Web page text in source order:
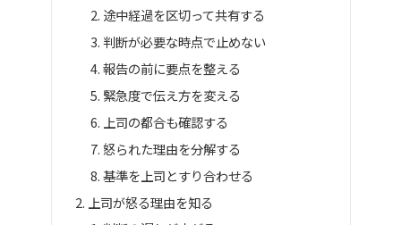
途中経過を区切って共有する
判断が必要な時点で止めない
報告の前に要点を整える
緊急度で伝え方を変える
上司の都合も確認する
怒られた理由を分解する
基準を上司とすり合わせる
上司が怒る理由を知る